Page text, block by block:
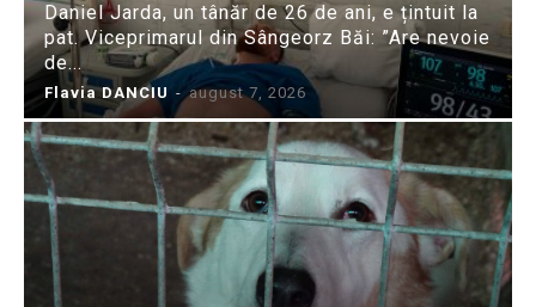
Daniel Jarda, un tânăr de 26 de ani, e țintuit la
pat. Viceprimarul din Sângeorz Băi: ”Are nevoie
de...
Flavia DANCIU - august 7, 2026